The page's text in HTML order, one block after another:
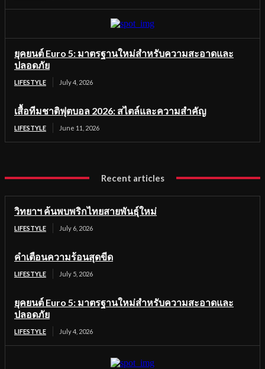
ยุคยนต์ Euro 5: มาตรฐานใหม่สำหรับความสะอาดและ
ปลอดภัย
LIFESTYLE July 4, 2026
เสื้อทีมชาติฟุตบอล 2026: สไตล์และความสำคัญ
LIFESTYLE June 11, 2026
Recent articles
วิทยาฯ ค้นพบพริกไทยสายพันธุ์ใหม่
LIFESTYLE July 6, 2026
คำเตือนความร้อนสุดขีด
LIFESTYLE July 5, 2026
ยุคยนต์ Euro 5: มาตรฐานใหม่สำหรับความสะอาดและ
ปลอดภัย
LIFESTYLE July 4, 2026